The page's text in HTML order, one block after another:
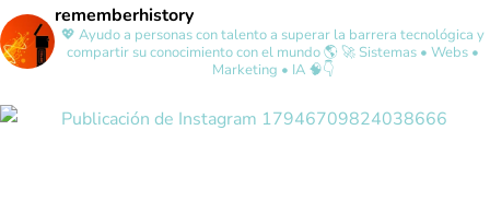
rememberhistory
💖 Ayudo a personas con talento a superar la barrera tecnológica y
compartir su conocimiento con el mundo 🌎 🚀 Sistemas • Webs •
Marketing • IA 🧠👇